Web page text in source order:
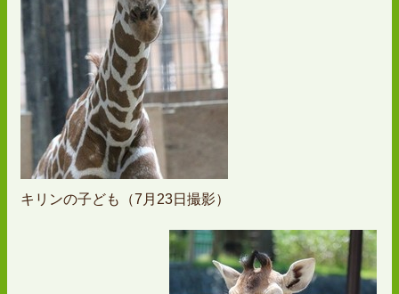
キリンの子ども（7月23日撮影）